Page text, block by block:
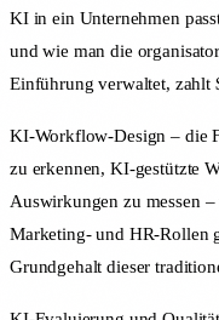
KI in ein Unternehmen
und wie man die
Einführung verwaltet, zahlt
KI-Workflow-Design – die
zu erkennen, KI-gestützte
Auswirkungen zu messen
Marketing- und HR-Rollen
Grundgehalt dieser